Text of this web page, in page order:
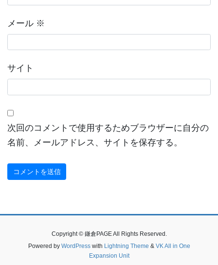
メール ※
サイト
次回のコメントで使用するためブラウザーに自分の
名前、メールアドレス、サイトを保存する。
Copyright © 鎌倉PAGE All Rights Reserved.
Powered by WordPresswith Lightning Theme & VK All in One
Expansion Unit